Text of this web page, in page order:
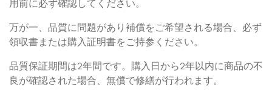
用前に必ず確認してください。
万が一、品質に問題があり補償をご希望される場合、必ず
領収書または購入証明書をご持参ください。
品質保証期間は2年間です。購入日から2年以内に商品の不
良が確認された場合、無償で修繕が行われます。